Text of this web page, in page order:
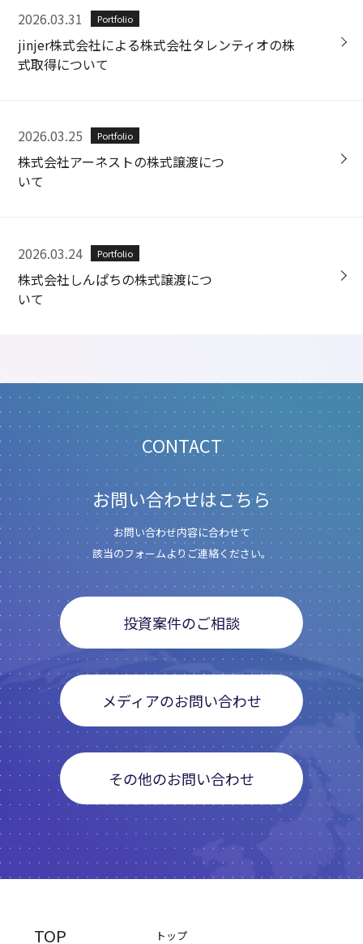
2026.03.31 Portfolio
jinjer株式会社による株式会社タレンティオの株
式取得について
2026.03.25 Portfolio
株式会社アーネストの株式譲渡につ
いて
2026.03.24 Portfolio
株式会社しんぱちの株式譲渡につ
いて
CONTACT
お問い合わせはこちら
お問い合わせ内容に合わせて
該当のフォームよりご連絡ください。
投資案件のご相談
メディアのお問い合わせ
その他のお問い合わせ
TOP トップ